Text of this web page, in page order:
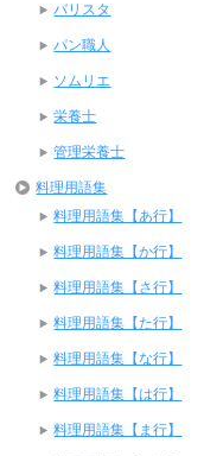
バリスタ
パン職人
ソムリエ
栄養士
管理栄養士
料理用語集
料理用語集【あ行】
料理用語集【か行】
料理用語集【さ行】
料理用語集【た行】
料理用語集【な行】
料理用語集【は行】
料理用語集【ま行】